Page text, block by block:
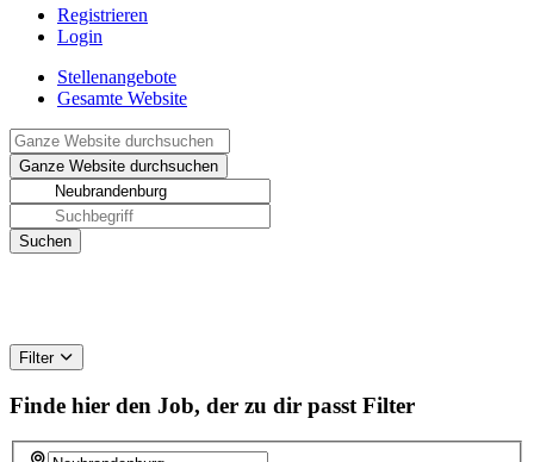
Registrieren
Login
Stellenangebote
Gesamte Website
Filter
Finde hier den Job, der zu dir passt Filter